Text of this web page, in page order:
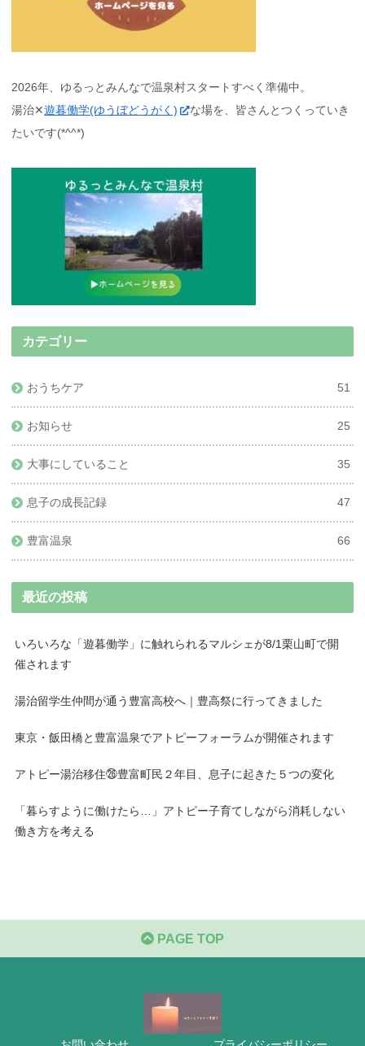
2026年、ゆるっとみんなで温泉村スタートすべく準備中。
湯治✕遊暮働学(ゆうぼどうがく)
な場を、皆さんとつくっていき
たいです(*^^*)
カテゴリー
おうちケア 51
お知らせ 25
大事にしていること 35
息子の成長記録 47
豊富温泉 66
最近の投稿
いろいろな「遊暮働学」に触れられるマルシェが8/1栗山町で開
催されます
湯治留学生仲間が通う豊富高校へ｜豊高祭に行ってきました
東京・飯田橋と豊富温泉でアトピーフォーラムが開催されます
アトピー湯治移住㉖豊富町民２年目、息子に起きた５つの変化
「暮らすように働けたら…」アトピー子育てしながら消耗しない
働き方を考える
PAGE TOP